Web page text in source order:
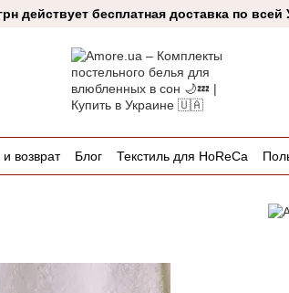
действует бесплатная доставка по
возврат Блог Текстиль для HoReCa